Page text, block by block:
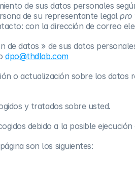
de sus datos personales
de su representante legalpro
con la dirección de correo
de datos » de sus datos
dpo@thdlab.com
o actualización sobre los
y tratados sobre usted.
debido a la posible
son los siguientes: